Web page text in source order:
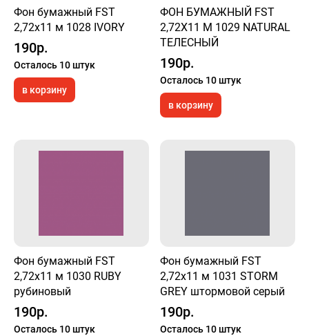
Фон бумажный FST
2,72x11 м 1028 IVORY
190р.
Осталось 10 штук
в корзину
ФОН БУМАЖНЫЙ FST
2,72X11 М 1029 NATURAL
ТЕЛЕСНЫЙ
190р.
Осталось 10 штук
в корзину
Фон бумажный FST
2,72x11 м 1030 RUBY
рубиновый
190р.
Осталось 10 штук
Фон бумажный FST
2,72x11 м 1031 STORM
GREY штормовой серый
190р.
Осталось 10 штук